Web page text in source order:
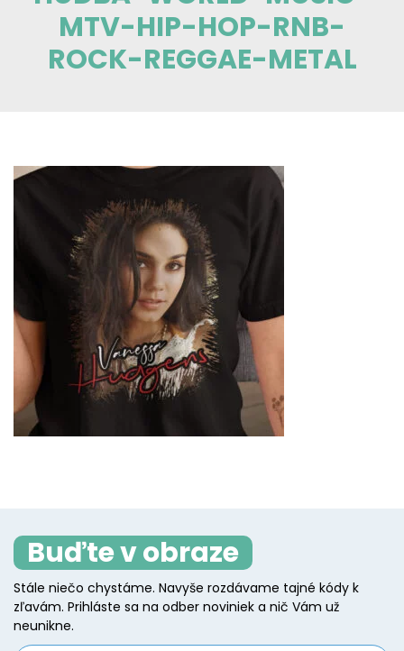
MTV-HIP-HOP-RNB-
ROCK-REGGAE-METAL
Buďte v obraze
Stále niečo chystáme. Navyše rozdávame tajné kódy k
zľavám. Prihláste sa na odber noviniek a nič Vám už
neunikne.